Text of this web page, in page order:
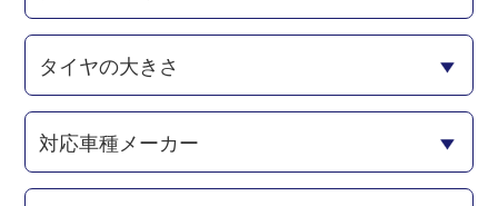
タイヤの大きさ
対応車種メーカー